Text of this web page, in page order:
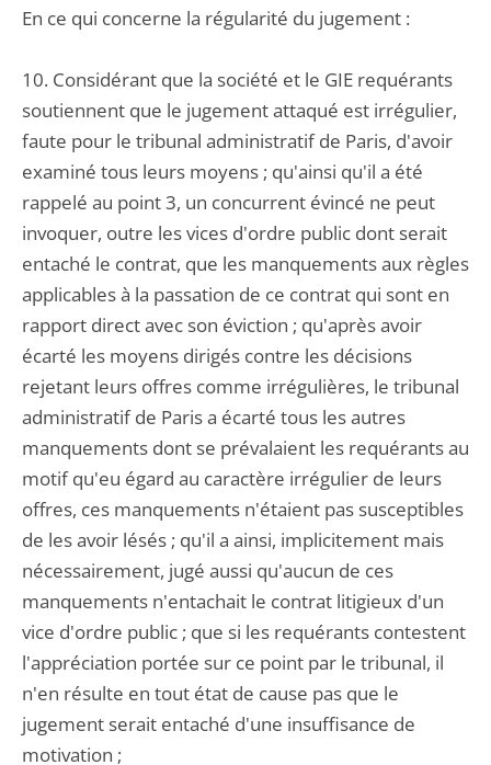
En ce qui concerne la régularité du jugement :
10. Considérant que la société et le GIE requérants
soutiennent que le jugement attaqué est irrégulier,
faute pour le tribunal administratif de Paris, d'avoir
examiné tous leurs moyens ; qu'ainsi qu'il a été
rappelé au point 3, un concurrent évincé ne peut
invoquer, outre les vices d'ordre public dont serait
entaché le contrat, que les manquements aux règles
applicables à la passation de ce contrat qui sont en
rapport direct avec son éviction ; qu'après avoir
écarté les moyens dirigés contre les décisions
rejetant leurs offres comme irrégulières, le tribunal
administratif de Paris a écarté tous les autres
manquements dont se prévalaient les requérants au
motif qu'eu égard au caractère irrégulier de leurs
offres, ces manquements n'étaient pas susceptibles
de les avoir lésés ; qu'il a ainsi, implicitement mais
nécessairement, jugé aussi qu'aucun de ces
manquements n'entachait le contrat litigieux d'un
vice d'ordre public ; que si les requérants contestent
l'appréciation portée sur ce point par le tribunal, il
n'en résulte en tout état de cause pas que le
jugement serait entaché d'une insuffisance de
motivation ;